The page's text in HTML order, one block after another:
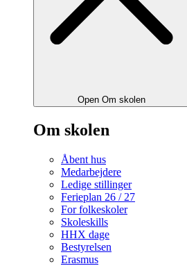
Open Om skolen
Om skolen
Åbent hus
Medarbejdere
Ledige stillinger
Ferieplan 26 / 27
For folkeskoler
Skoleskills
HHX dage
Bestyrelsen
Erasmus